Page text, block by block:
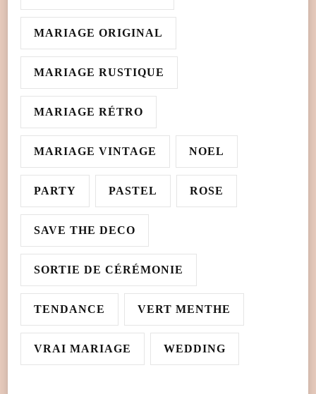
MARIAGE ORIGINAL
MARIAGE RUSTIQUE
MARIAGE RÉTRO
MARIAGE VINTAGE NOEL
PARTY PASTEL ROSE
SAVE THE DECO
SORTIE DE CÉRÉMONIE
TENDANCE VERT MENTHE
VRAI MARIAGE WEDDING